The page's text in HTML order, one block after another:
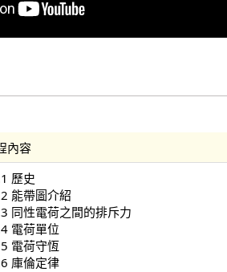
內容
歷史
能帶圖介紹
同性電荷之間的排斥力
電荷單位
電荷守恆
庫倫定律